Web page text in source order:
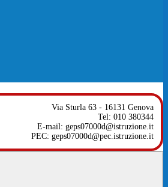
Via Sturla 63 - 16131 Genova
Tel: 010 380344
E-mail: geps07000d@istruzione.it
PEC: geps07000d@pec.istruzione.it